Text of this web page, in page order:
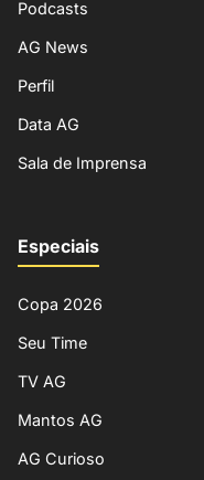
Podcasts
AG News
Perfil
Data AG
Sala de Imprensa
Especiais
Copa 2026
Seu Time
TV AG
Mantos AG
AG Curioso